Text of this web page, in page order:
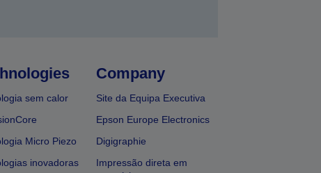
sem calor
Micro Piezo
inovadoras
Company
Site da Equipa Executiva
Epson Europe Electronics
Digigraphie
Impressão direta em